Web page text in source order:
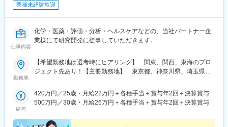
業種未経験歓迎
仕事内容
化学・医薬・評価・分析・ヘルスケアなどの、当社パートナー企
業様にて研究開発に従事していただきます。
勤務地
【希望勤務地は選考時にヒアリング】 関東、関西、東海のプロ
ジェクト先あり！【主要勤務地】 東京都、神奈川県、埼玉県、
賀県、静岡県、愛知県、三重県、広島県、福岡県※住宅補助あり！
（月6万7000円まで会社補助）【配属先一例】中外製薬株式会社
株式会社日東電工株式会社 豊橋事業所ニプロファーマ株式会社 大
給与
420万円／25歳・月給22万円＋各種手当＋賞与年2回＋決算賞与
500万円／30歳・月給26万円＋各種手当＋賞与年2回＋決算賞与